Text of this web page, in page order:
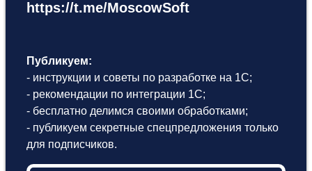
https://t.me/MoscowSoft
Публикуем:
- инструкции и советы по разработке на 1С;
- рекомендации по интеграции 1С;
- бесплатно делимся своими обработками;
- публикуем секретные спецпредложения только
для подписчиков.